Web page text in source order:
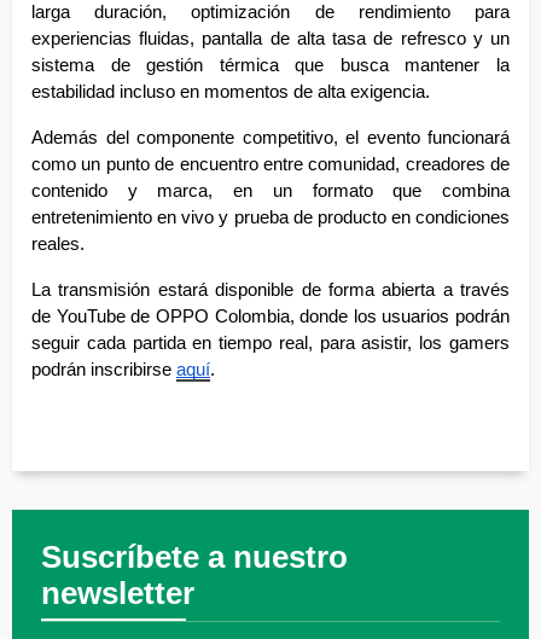
larga duración, optimización de rendimiento para
experiencias fluidas, pantalla de alta tasa de refresco y un
sistema de gestión térmica que busca mantener la
estabilidad incluso en momentos de alta exigencia.
Además del componente competitivo, el evento funcionará
como un punto de encuentro entre comunidad, creadores de
contenido y marca, en un formato que combina
entretenimiento en vivo y prueba de producto en condiciones
reales.
La transmisión estará disponible de forma abierta a través
de YouTube de OPPO Colombia, donde los usuarios podrán
seguir cada partida en tiempo real, para asistir, los gamers
podrán inscribirse aquí.
Suscríbete a nuestro
newsletter